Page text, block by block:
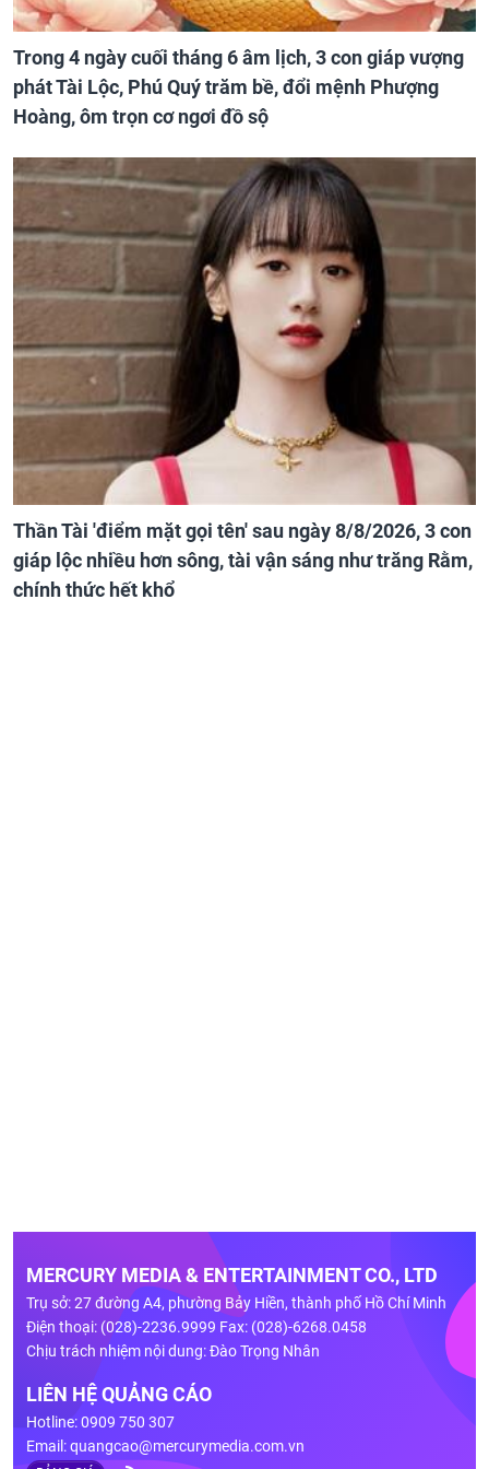
Trong 4 ngày cuối tháng 6 âm lịch, 3 con giáp vượng
phát Tài Lộc, Phú Quý trăm bề, đổi mệnh Phượng
Hoàng, ôm trọn cơ ngơi đồ sộ
Thần Tài 'điểm mặt gọi tên' sau ngày 8/8/2026, 3 con
giáp lộc nhiều hơn sông, tài vận sáng như trăng Rằm,
chính thức hết khổ
MERCURY MEDIA & ENTERTAINMENT CO., LTD
Trụ sở: 27 đường A4, phường Bảy Hiền, thành phố Hồ Chí Minh
Điện thoại: (028)-2236.9999 Fax: (028)-6268.0458
Chịu trách nhiệm nội dung: Đào Trọng Nhân
LIÊN HỆ QUẢNG CÁO
Hotline: 0909 750 307
Email:quangcao@mercurymedia.com.vn